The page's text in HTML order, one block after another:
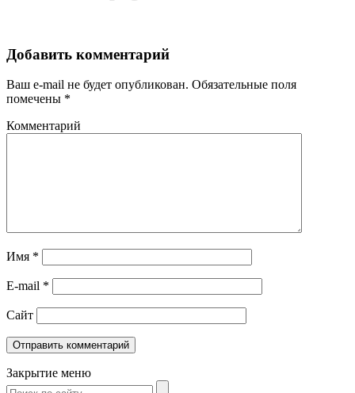
Добавить комментарий
Ваш e-mail не будет опубликован. Обязательные поля
помечены *
Комментарий
Имя *
E-mail *
Сайт
Закрытие меню